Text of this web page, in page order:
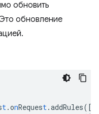
обновить
обновление
t.onRequest.addRules( [